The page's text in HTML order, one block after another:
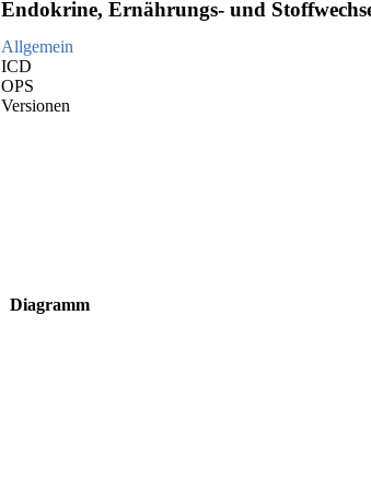
Endokrine, Ernährungs- und
Allgemein
ICD
OPS
Versionen
Diagramm